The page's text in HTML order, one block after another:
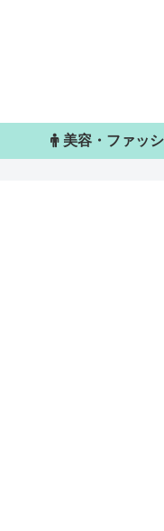
美容・ファッ